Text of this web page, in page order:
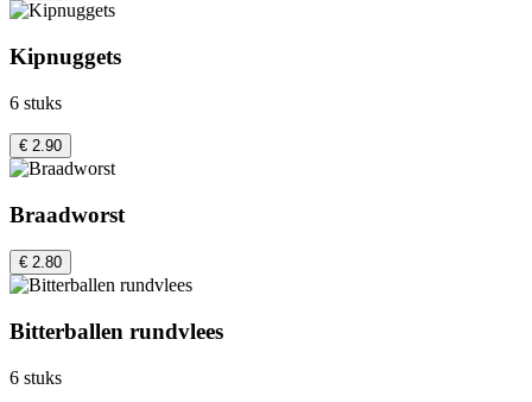
Kipnuggets
6 stuks
€ 2.90
Braadworst
€ 2.80
Bitterballen rundvlees
6 stuks